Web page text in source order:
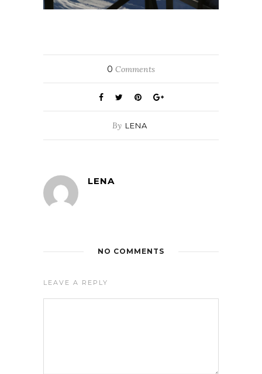
0 Comments
By LENA
LENA
NO COMMENTS
LEAVE A REPLY